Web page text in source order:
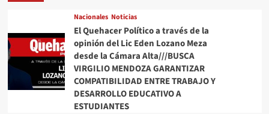
Nacionales Noticias
El Quehacer Político a través de la
opinión del Lic Eden Lozano Meza
desde la Cámara Alta///BUSCA
VIRGILIO MENDOZA GARANTIZAR
COMPATIBILIDAD ENTRE TRABAJO Y
DESARROLLO EDUCATIVO A
ESTUDIANTES